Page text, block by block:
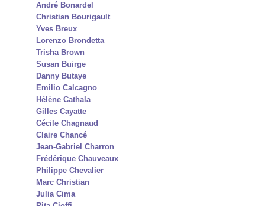
André Bonardel
Christian Bourigault
Yves Breux
Lorenzo Brondetta
Trisha Brown
Susan Buirge
Danny Butaye
Emilio Calcagno
Hélène Cathala
Gilles Cayatte
Cécile Chagnaud
Claire Chancé
Jean-Gabriel Charron
Frédérique Chauveaux
Philippe Chevalier
Marc Christian
Julia Cima